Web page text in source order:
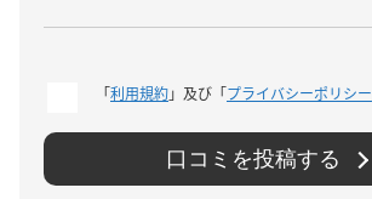
「利用規約」及び「プライバシーポリシー
口コミを投稿する